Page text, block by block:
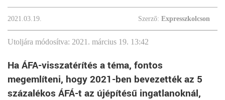
2021.03.19. Szerző: Expresszkolcson
Utoljára módosítva: 2021. március 19. 13:42
Ha ÁFA-visszatérítés a téma, fontos
megemlíteni, hogy 2021-ben bevezették az 5
százalékos ÁFÁ-t az újépítésű ingatlanoknál,